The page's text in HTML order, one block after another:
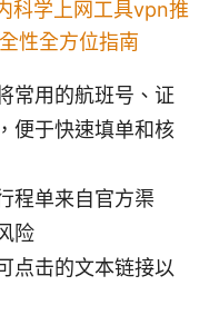
科学上网工具vpn推
性全方位指南
常用的航班号、证
便于快速填单和核
程单来自官方渠
险
点击的文本链接以